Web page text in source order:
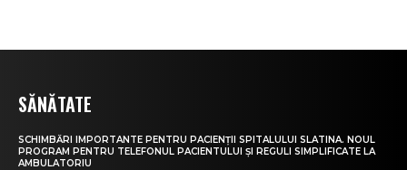
SĂNĂTATE
SCHIMBĂRI IMPORTANTE PENTRU PACIENȚII SPITALULUI SLATINA. NOUL
PROGRAM PENTRU TELEFONUL PACIENTULUI ȘI REGULI SIMPLIFICATE LA
AMBULATORIU